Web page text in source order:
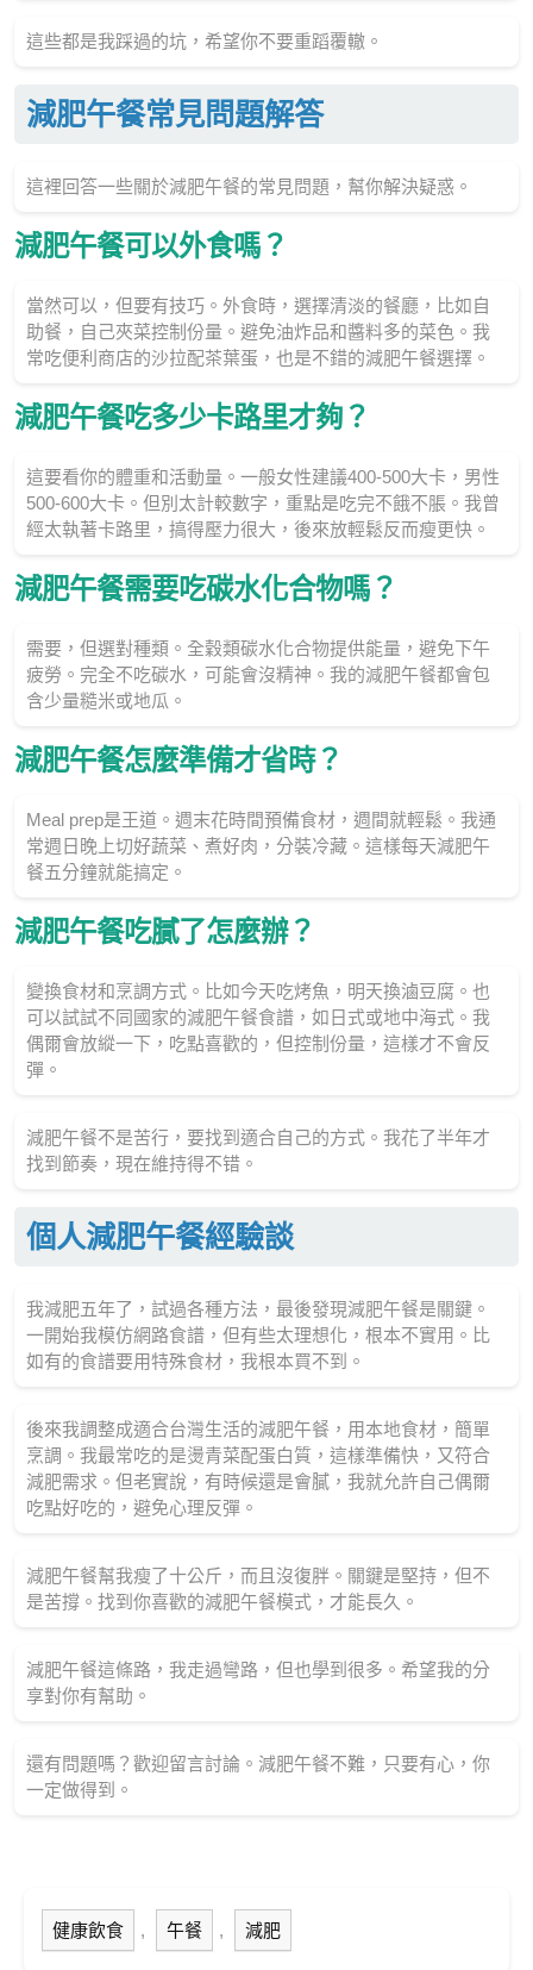
這些都是我踩過的坑，希望你不要重蹈覆轍。
減肥午餐常見問題解答
這裡回答一些關於減肥午餐的常見問題，幫你解決疑惑。
減肥午餐可以外食嗎？
當然可以，但要有技巧。外食時，選擇清淡的餐廳，比如自
助餐，自己夾菜控制份量。避免油炸品和醬料多的菜色。我
常吃便利商店的沙拉配茶葉蛋，也是不錯的減肥午餐選擇。
減肥午餐吃多少卡路里才夠？
這要看你的體重和活動量。一般女性建議400-500大卡，男性
500-600大卡。但別太計較數字，重點是吃完不餓不脹。我曾
經太執著卡路里，搞得壓力很大，後來放輕鬆反而瘦更快。
減肥午餐需要吃碳水化合物嗎？
需要，但選對種類。全穀類碳水化合物提供能量，避免下午
疲勞。完全不吃碳水，可能會沒精神。我的減肥午餐都會包
含少量糙米或地瓜。
減肥午餐怎麼準備才省時？
Meal prep是王道。週末花時間預備食材，週間就輕鬆。我通
常週日晚上切好蔬菜、煮好肉，分裝冷藏。這樣每天減肥午
餐五分鐘就能搞定。
減肥午餐吃膩了怎麼辦？
變換食材和烹調方式。比如今天吃烤魚，明天換滷豆腐。也
可以試試不同國家的減肥午餐食譜，如日式或地中海式。我
偶爾會放縱一下，吃點喜歡的，但控制份量，這樣才不會反
彈。
減肥午餐不是苦行，要找到適合自己的方式。我花了半年才
找到節奏，現在維持得不错。
個人減肥午餐經驗談
我減肥五年了，試過各種方法，最後發現減肥午餐是關鍵。
一開始我模仿網路食譜，但有些太理想化，根本不實用。比
如有的食譜要用特殊食材，我根本買不到。
後來我調整成適合台灣生活的減肥午餐，用本地食材，簡單
烹調。我最常吃的是燙青菜配蛋白質，這樣準備快，又符合
減肥需求。但老實說，有時候還是會膩，我就允許自己偶爾
吃點好吃的，避免心理反彈。
減肥午餐幫我瘦了十公斤，而且沒復胖。關鍵是堅持，但不
是苦撐。找到你喜歡的減肥午餐模式，才能長久。
減肥午餐這條路，我走過彎路，但也學到很多。希望我的分
享對你有幫助。
還有問題嗎？歡迎留言討論。減肥午餐不難，只要有心，你
一定做得到。
健康飲食 , 午餐 , 減肥